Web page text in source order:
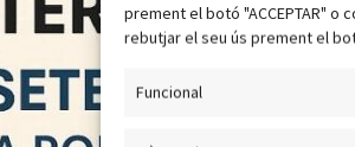
prement el botó "ACCEPTAR" o
rebutjar el seu ús prement el
Funcional